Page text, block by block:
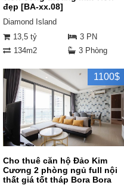
đẹp [BA-xx.08]
Diamond Island
13,5 tỷ
3 PN
134m2
3 Phòng
1100$
Cho thuê căn hộ Đảo Kim
Cương 2 phòng ngủ full nội
thất giá tốt tháp Bora Bora